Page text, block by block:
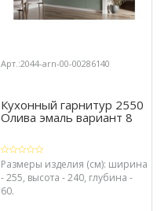
Арт.:2044-arn-00-00286140
Кухонный гарнитур 2550
Олива эмаль вариант 8
Размеры изделия (см): ширина
- 255, высота - 240, глубина -
60.